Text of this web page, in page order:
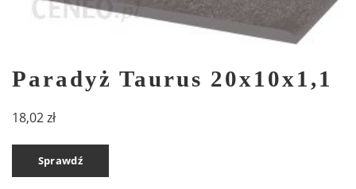
Paradyż Taurus 20x10x1,1
18,02zł
Sprawdź